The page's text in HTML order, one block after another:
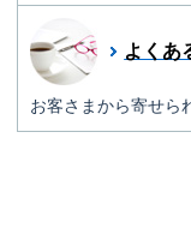
よくあ
お客さまから寄せら